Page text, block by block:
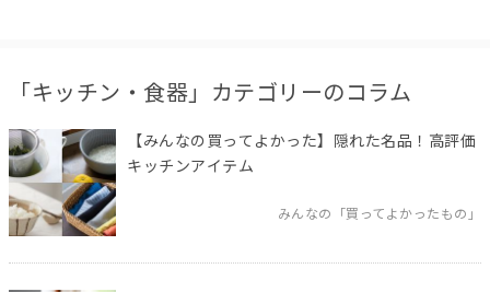
「キッチン・食器」カテゴリーのコラム
【みんなの買ってよかった】隠れた名品！高評価
キッチンアイテム
みんなの「買ってよかったもの」